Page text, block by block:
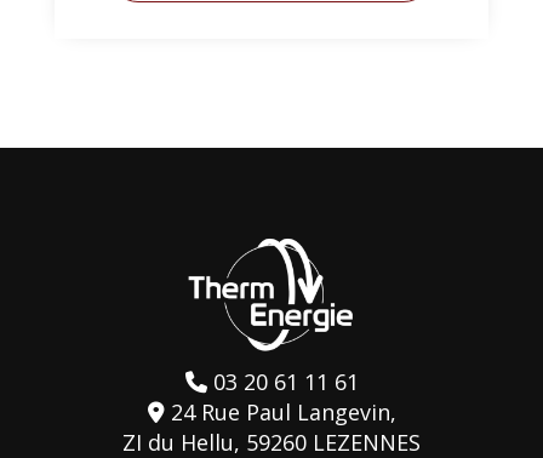
03 20 61 11 61
24 Rue Paul Langevin,
ZI du Hellu, 59260 LEZENNES